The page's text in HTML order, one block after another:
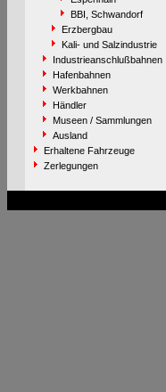
BBI, Schwandorf
Erzbergbau
Kali- und Salzindustrie
Industrieanschlußbahnen
Hafenbahnen
Werkbahnen
Händler
Museen / Sammlungen
Ausland
Erhaltene Fahrzeuge
Zerlegungen